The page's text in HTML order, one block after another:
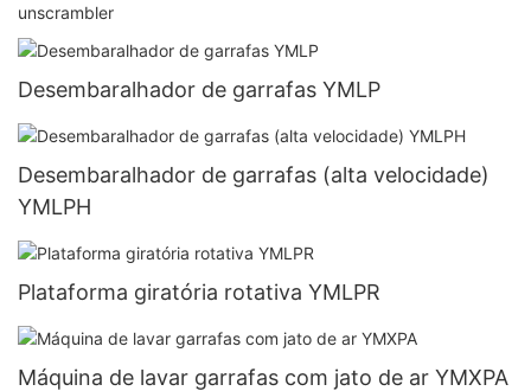
unscrambler
Desembaralhador de garrafas YMLP
Desembaralhador de garrafas (alta velocidade)
YMLPH
Plataforma giratória rotativa YMLPR
Máquina de lavar garrafas com jato de ar YMXPA